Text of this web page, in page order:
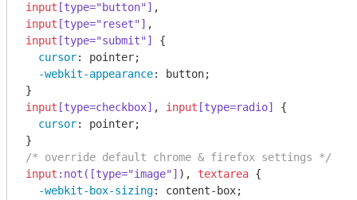
input [type="button"]
input [type="reset"]
input [type="submit"]
{
cursor: pointer;
-webkit-appearance: button;
input [type=checkbox] , input [type=radio]
{
cursor: pointer;
/* override default chrome & firefox settings */
input :not( [type="image"] ), textarea {
-webkit-box-sizing: content-box;